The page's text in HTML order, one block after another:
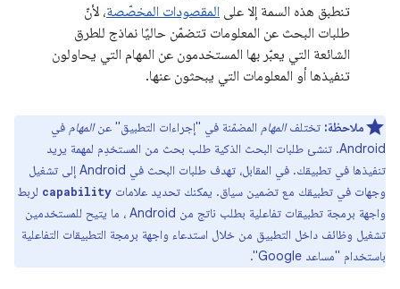
تنطبق هذه السمة إلا على المقصودات المخصّصة، لأنّ
طلبات البحث عن المعلومات تتضمّن حاليًا نماذج للطرق
الشائعة التي يعبّر بها المستخدمون عن المهام التي يحاولون
تنفيذها أو المعلومات التي يبحثون عنها.
ملاحظة: تختلفالمهام المضمّنة في "إجراءات التطبيق" عنالمهام في
Android. تنشئ طلبات البحث الذكية طلب بحث من المستخدِم لمهمة يريد
تنفيذها في تطبيقك. في المقابل، تهدف طلبات البحث في Android إلى تشغيل
وجهات في تطبيقك مع تضمين سياق. يمكنك تحديد علامات capability لربط
واجهة برمجة تطبيقات تفاعلية بطلب ناتج من Android ، ما يتيح للمستخدمين
تشغيل وظائف داخل التطبيق من خلال استدعاء واجهة برمجة التطبيقات التفاعلية
باستخدام "مساعد Google".